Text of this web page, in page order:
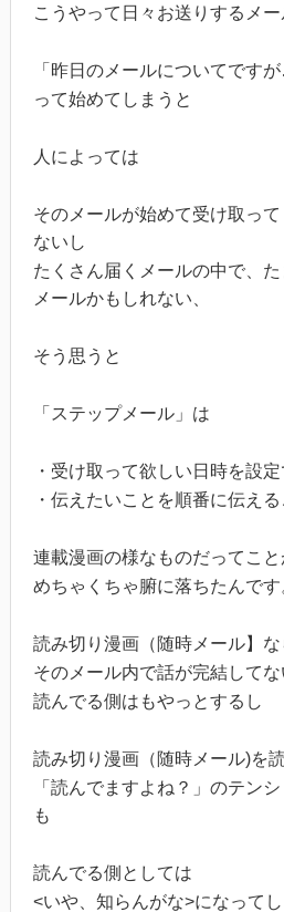
こうやって日々お送りするメ
「昨日のメールについてですが
って始めてしまうと
人によっては
そのメールが始めて受け取っ
ないし
たくさん届くメールの中で、
メールかもしれない、
そう思うと
「ステップメール」は
・受け取って欲しい日時を設
・伝えたいことを順番に伝え
連載漫画の様なものだってこと
めちゃくちゃ腑に落ちたんです
読み切り漫画（随時メール】な
そのメール内で話が完結してな
読んでる側はもやっとするし
読み切り漫画（随時メール)を
「読んでますよね？」のテン
も
読んでる側としては
<いや、知らんがな>になってし